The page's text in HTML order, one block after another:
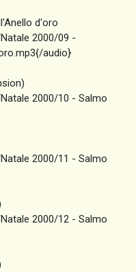
d'oro
2000/09 -
audio}
2000/10 - Salmo
2000/11 - Salmo
2000/12 - Salmo